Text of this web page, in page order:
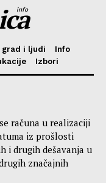
info
grad i ljudi
Info
Izbori
računa u realizaciji
iz prošlosti
i drugih dešavanja u
značajnih